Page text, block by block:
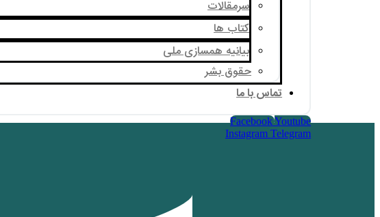
سرمقالات
کتاب ها
بیانیه همسازی ملی
حقوق بشر
تماس با ما
FacebookYoutube
Instagram Telegram